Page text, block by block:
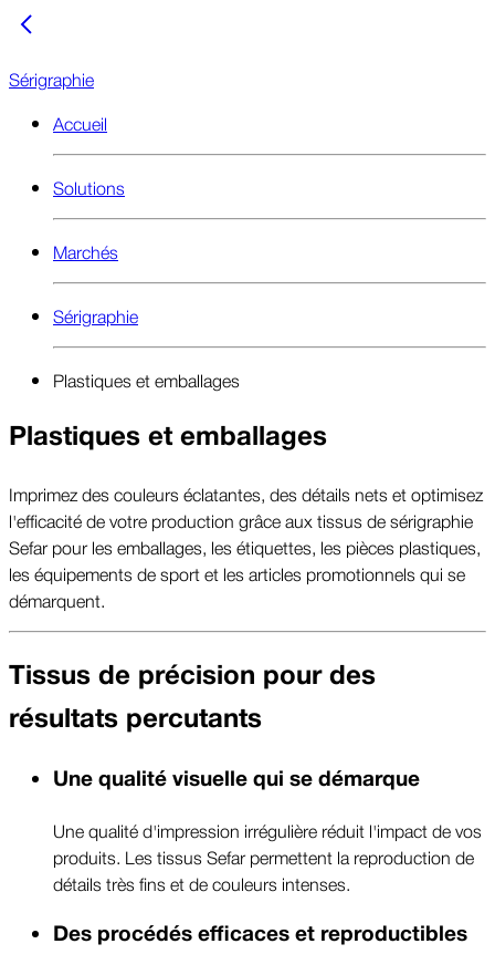
Sérigraphie
Accueil
Solutions
Marchés
Sérigraphie
Plastiques et emballages
Plastiques et emballages
Imprimez des couleurs éclatantes, des détails nets et optimisez
l'efficacité de votre production grâce aux tissus de sérigraphie
Sefar pour les emballages, les étiquettes, les pièces plastiques,
les équipements de sport et les articles promotionnels qui se
démarquent.
Tissus de précision pour des
résultats percutants
Une qualité visuelle qui se démarque
Une qualité d'impression irrégulière réduit l'impact de vos
produits. Les tissus Sefar permettent la reproduction de
détails très fins et de couleurs intenses.
Des procédés efficaces et reproductibles